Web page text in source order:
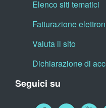
Elenco siti tematici
Fatturazione
Valuta il sito
Dichiarazione di
Seguici su